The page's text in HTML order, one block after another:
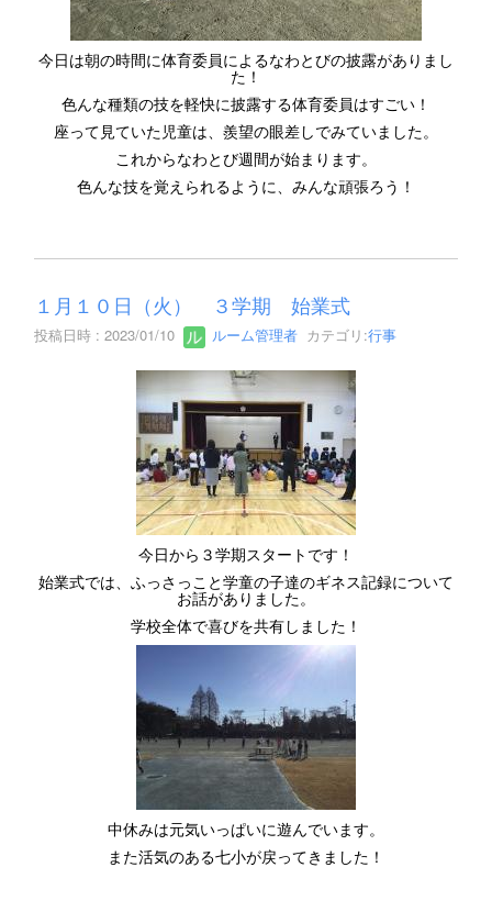
今日は朝の時間に体育委員によるなわとびの披露がありまし
た！
色んな種類の技を軽快に披露する体育委員はすごい！
座って見ていた児童は、羨望の眼差しでみていました。
これからなわとび週間が始まります。
色んな技を覚えられるように、みんな頑張ろう！
１月１０日（火） ３学期 始業式
投稿日時 : 2023/01/10 ルーム管理者 カテゴリ:行事
今日から３学期スタートです！
始業式では、ふっさっこと学童の子達のギネス記録について
お話がありました。
学校全体で喜びを共有しました！
中休みは元気いっぱいに遊んでいます。
また活気のある七小が戻ってきました！